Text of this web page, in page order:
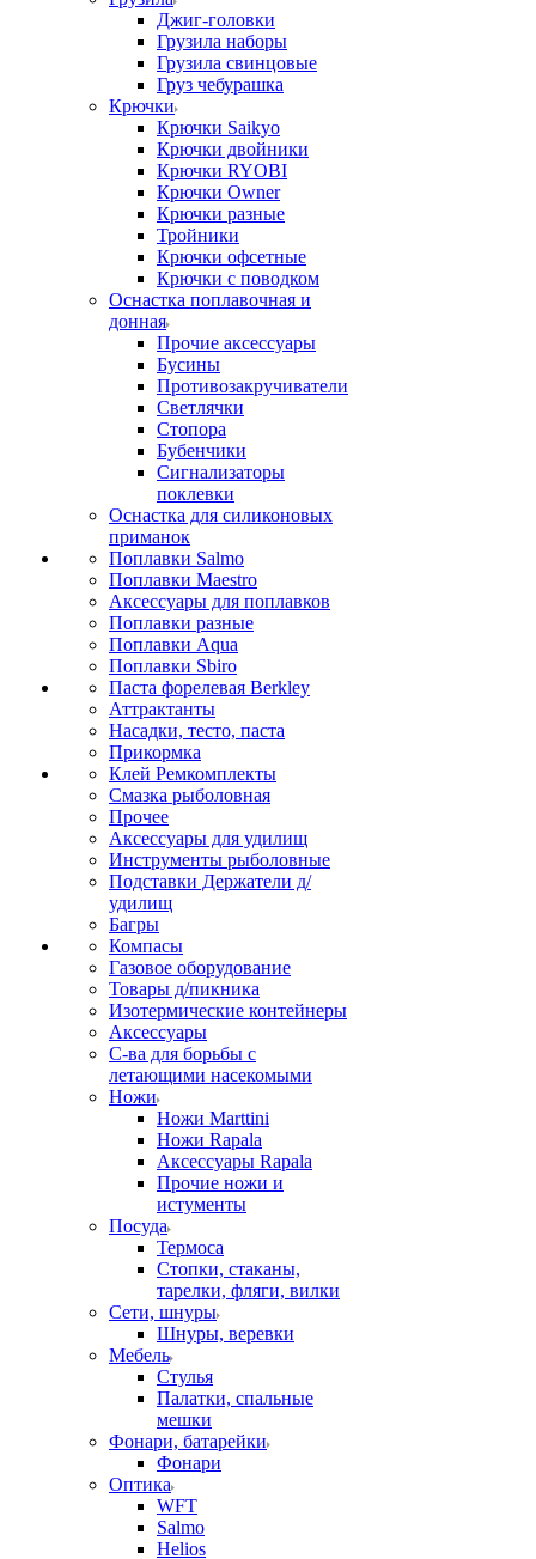
Джиг-головки
Грузила наборы
Грузила свинцовые
Груз чебурашка
Крючки
Крючки Saikyo
Крючки двойники
Крючки RYOBI
Крючки Owner
Крючки разные
Тройники
Крючки офсетные
Крючки с поводком
Оснастка поплавочная и
донная
Прочие аксессуары
Бусины
Противозакручиватели
Светлячки
Стопора
Бубенчики
Сигнализаторы
поклевки
Оснастка для силиконовых
приманок
Поплавки Salmo
Поплавки Maestro
Аксессуары для поплавков
Поплавки разные
Поплавки Aqua
Поплавки Sbiro
Паста форелевая Berkley
Аттрактанты
Насадки, тесто, паста
Прикормка
Клей Ремкомплекты
Смазка рыболовная
Прочее
Аксессуары для удилищ
Инструменты рыболовные
Подставки Держатели д/
удилищ
Багры
Компасы
Газовое оборудование
Товары д/пикника
Изотермические контейнеры
Аксессуары
С-ва для борьбы с
летающими насекомыми
Ножи
Ножи Marttini
Ножи Rapala
Аксессуары Rapala
Прочие ножи и
истументы
Посуда
Термоса
Стопки, стаканы,
тарелки, фляги, вилки
Сети, шнуры
Шнуры, веревки
Мебель
Стулья
Палатки, спальные
мешки
Фонари, батарейки
Фонари
Оптика
WFT
Salmo
Helios